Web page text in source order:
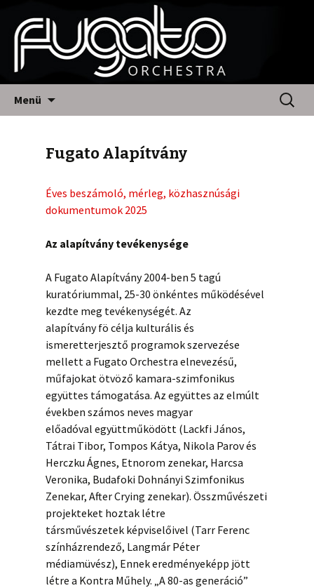
Fugato Orchestra
Menü
Fugato Alapítvány
Éves beszámoló, mérleg, közhasznúsági
dokumentumok 2025
Az alapítvány tevékenysége
A Fugato Alapítvány 2004-ben 5 tagú
kuratóriummal, 25-30 önkéntes működésével
kezdte meg tevékenységét. Az
alapítvány fö célja kulturális és
ismeretterjesztő programok szervezése
mellett a Fugato Orchestra elnevezésű,
műfajokat ötvöző kamara-szimfonikus
együttes támogatása. Az együttes az elmúlt
években számos neves magyar
előadóval együttműködött (Lackfi János,
Tátrai Tibor, Tompos Kátya, Nikola Parov és
Herczku Ágnes, Etnorom zenekar, Harcsa
Veronika, Budafoki Dohnányi Szimfonikus
Zenekar, After Crying zenekar). Összművészeti
projekteket hoztak létre
társművészetek képviselőivel (Tarr Ferenc
színházrendező, Langmár Péter
médiamüvész), Ennek eredményeképp jött
létre a Kontra Műhely. „A 80-as generáció”